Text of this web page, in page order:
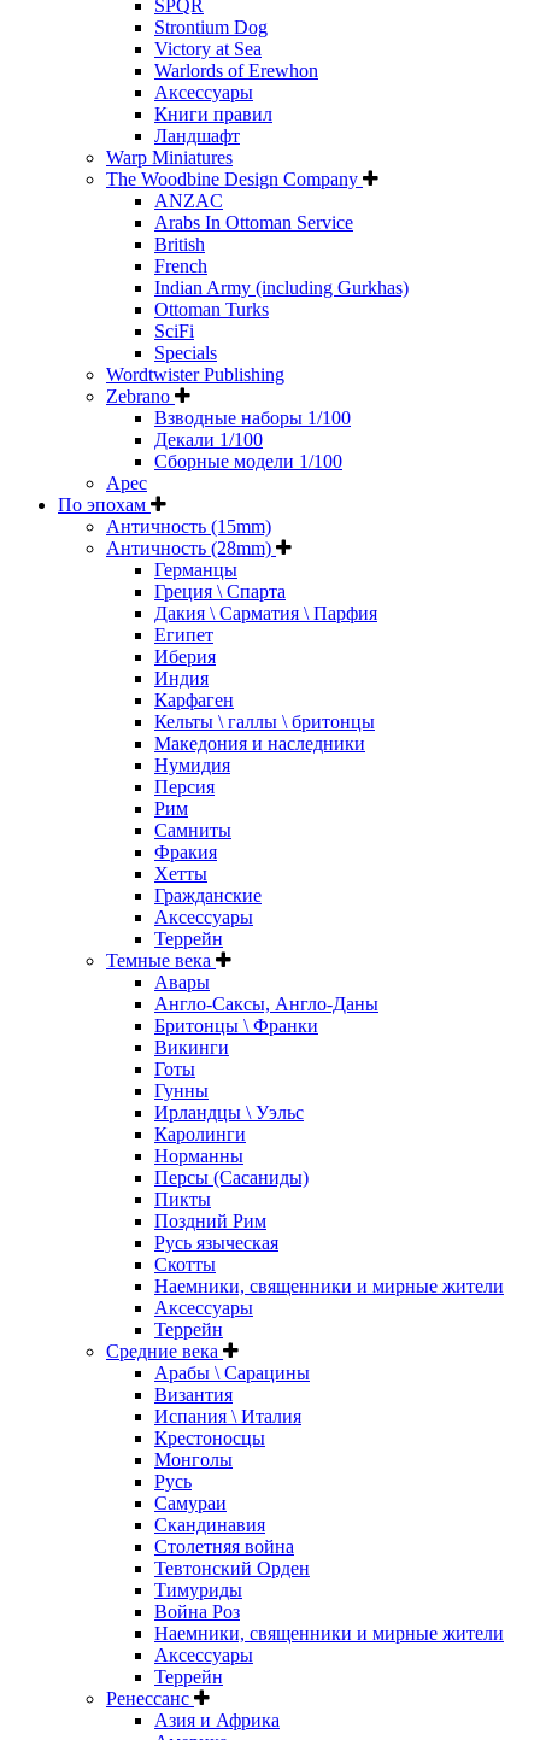
SPQR
Strontium Dog
Victory at Sea
Warlords of Erewhon
Аксессуары
Книги правил
Ландшафт
Warp Miniatures
The Woodbine Design Company
ANZAC
Arabs In Ottoman Service
British
French
Indian Army (including Gurkhas)
Ottoman Turks
SciFi
Specials
Wordtwister Publishing
Zebrano
Взводные наборы 1/100
Декали 1/100
Сборные модели 1/100
Арес
По эпохам
Античность (15mm)
Античность (28mm)
Германцы
Греция \ Спарта
Дакия \ Сарматия \ Парфия
Египет
Иберия
Индия
Карфаген
Кельты \ галлы \ бритонцы
Македония и наследники
Нумидия
Персия
Рим
Самниты
Фракия
Хетты
Гражданские
Аксессуары
Террейн
Темные века
Авары
Англо-Саксы, Англо-Даны
Бритонцы \ Франки
Викинги
Готы
Гунны
Ирландцы \ Уэльс
Каролинги
Норманны
Персы (Сасаниды)
Пикты
Поздний Рим
Русь языческая
Скотты
Наемники, священники и мирные жители
Аксессуары
Террейн
Средние века
Арабы \ Сарацины
Византия
Испания \ Италия
Крестоносцы
Монголы
Русь
Самураи
Скандинавия
Столетняя война
Тевтонский Орден
Тимуриды
Война Роз
Наемники, священники и мирные жители
Аксессуары
Террейн
Ренессанс
Азия и Африка